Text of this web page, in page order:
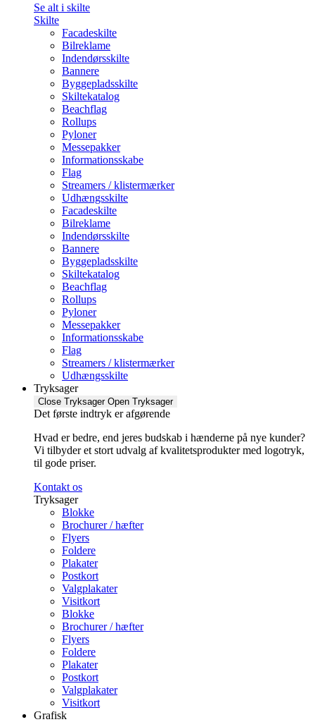
Se alt i skilte
Skilte
Facadeskilte
Bilreklame
Indendørsskilte
Bannere
Byggepladsskilte
Skiltekatalog
Beachflag
Rollups
Pyloner
Messepakker
Informationsskabe
Flag
Streamers / klistermærker
Udhængsskilte
Facadeskilte
Bilreklame
Indendørsskilte
Bannere
Byggepladsskilte
Skiltekatalog
Beachflag
Rollups
Pyloner
Messepakker
Informationsskabe
Flag
Streamers / klistermærker
Udhængsskilte
Tryksager
Close Tryksager Open Tryksager
Det første indtryk er afgørende
Hvad er bedre, end jeres budskab i hænderne på nye kunder?
Vi tilbyder et stort udvalg af kvalitetsprodukter med logotryk,
til gode priser.
Kontakt os
Tryksager
Blokke
Brochurer / hæfter
Flyers
Foldere
Plakater
Postkort
Valgplakater
Visitkort
Blokke
Brochurer / hæfter
Flyers
Foldere
Plakater
Postkort
Valgplakater
Visitkort
Grafisk